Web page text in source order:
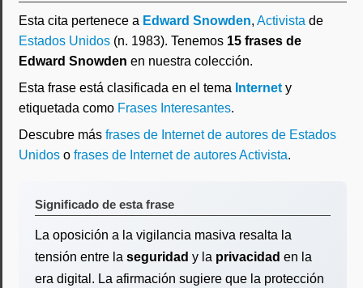
Esta cita pertenece a Edward Snowden, Activista de
Estados Unidos (n. 1983). Tenemos 15 frases de
Edward Snowden en nuestra colección.
Esta frase está clasificada en el tema Internet y
etiquetada como Frases Interesantes.
Descubre más frases de Internet de autores de Estados
Unidos o frases de Internet de autores Activista.
Significado de esta frase
La oposición a la vigilancia masiva resalta la
tensión entre la seguridad y la privacidad en la
era digital. La afirmación sugiere que la protección